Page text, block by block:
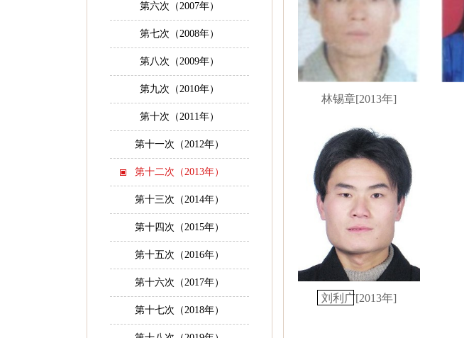
林锡章[2013年]
刘利广[2013年]
第六次（2007年）
第七次（2008年）
第八次（2009年）
第九次（2010年）
第十次（2011年）
第十一次（2012年）
第十二次（2013年）
第十三次（2014年）
第十四次（2015年）
第十五次（2016年）
第十六次（2017年）
第十七次（2018年）